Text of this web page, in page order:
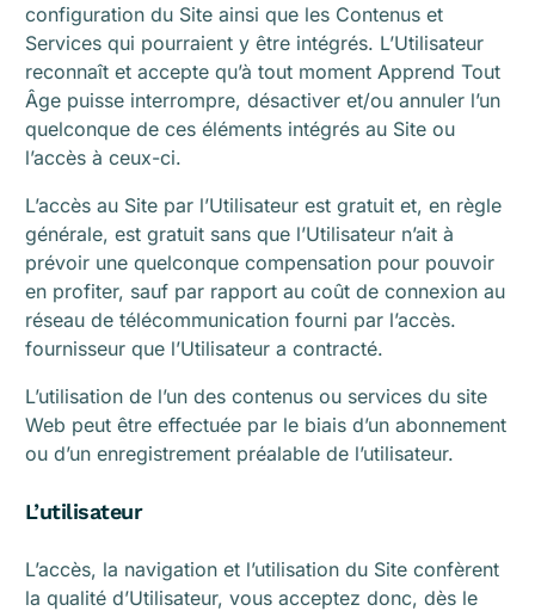
configuration du Site ainsi que les Contenus et
Services qui pourraient y être intégrés. L’Utilisateur
reconnaît et accepte qu’à tout moment Apprend Tout
Âge puisse interrompre, désactiver et/ou annuler l’un
quelconque de ces éléments intégrés au Site ou
l’accès à ceux-ci.
L’accès au Site par l’Utilisateur est gratuit et, en règle
générale, est gratuit sans que l’Utilisateur n’ait à
prévoir une quelconque compensation pour pouvoir
en profiter, sauf par rapport au coût de connexion au
réseau de télécommunication fourni par l’accès.
fournisseur que l’Utilisateur a contracté.
L’utilisation de l’un des contenus ou services du site
Web peut être effectuée par le biais d’un abonnement
ou d’un enregistrement préalable de l’utilisateur.
L’utilisateur
L’accès, la navigation et l’utilisation du Site confèrent
la qualité d’Utilisateur, vous acceptez donc, dès le